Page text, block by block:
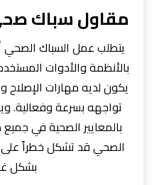
ﻣﻘﺎول ﺳﺑﺎك
يتطلب عمل السباك
بالأنظمة والأدوات
يكون لديه مهارات الإصلاح
تواجهه بسرعة وفعالية.
بالمعايير الصحية في
الصحي قد تشكل خطراً على
بشكل